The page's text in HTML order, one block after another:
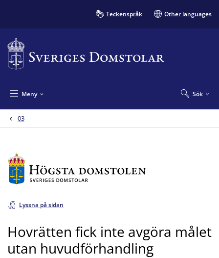
Teckenspråk Other languages
Sök
Meny
03
Lyssna på sidan
Hovrätten fick inte avgöra målet
utan huvudförhandling